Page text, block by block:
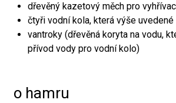
dřevěný kazetový měch pro
čtyři vodní kola, která výše
vantroky (dřevěná koryta na vodu,
přívod vody pro vodní kolo)
o hamru